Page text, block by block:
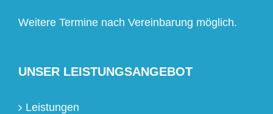
Weitere Termine nach Vereinbarung möglich.
UNSER LEISTUNGSANGEBOT
Leistungen